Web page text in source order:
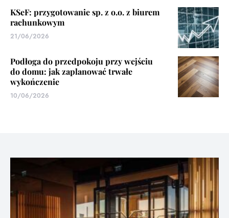
KSeF: przygotowanie sp. z o.o. z biurem
rachunkowym
21/06/2026
Podłoga do przedpokoju przy wejściu
do domu: jak zaplanować trwałe
wykończenie
10/06/2026